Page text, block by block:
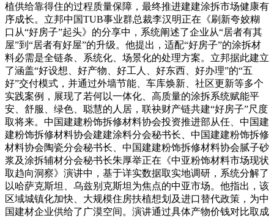
植供给靠得住的过程质量保障，最终推进建建涂拆市场健康有
序成长。立邦中国TUB事业群总裁李汉明正在《刷新夸姣糊
口从“好房子”起头》的分享中，系统阐述了企业从“居者有其
屋”到“居者有好屋”的升级。他提出，适配“好房子”的涂拆材
料必需是全链条、系统化、场景化的处理方案。立邦据此建立
了涵盖“好设想、好产物、好工人、好东西、好办理”的“五
好”交付模式，并通过外墙节能、车库焕新、社区更新等多个
实践案例，展现了若何以一体化、高质量的涂拆系统赋能平
安、舒服、绿色、聪慧的人居，联袂财产链共建“好房子”尺度
取将来。中国建建粉饰拆修材料协会投资推进部从任、中国建
建粉饰拆修材料协会建建涂料分会秘书长、中国建建粉饰拆修
材料协会陶瓷分会秘书长、中国建建粉饰拆修材料协会腻子砂
浆及涂拆辅材分会秘书长朱厚举正在《中亚粉饰材料市场现状
取趋向洞察》演讲中，基于详实数据取实地调研，系统分解了
以哈萨克斯坦、乌兹别克斯坦为焦点的中亚市场。他指出，该
区域城镇化加快、大规模住房扶植想划及进口替代政策，为中
国建材企业供给了广漠空间。演讲通过具体产物价钱对比取成